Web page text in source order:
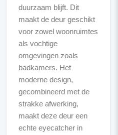
duurzaam blijft. Dit
maakt de deur geschikt
voor zowel woonruimtes
als vochtige
omgevingen zoals
badkamers. Het
moderne design,
gecombineerd met de
strakke afwerking,
maakt deze deur een
echte eyecatcher in